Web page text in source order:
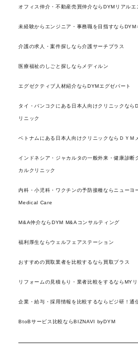
オフィス仲介・不動産売買仲介ならDYMリアルエ
未経験からエンジニア・事務職を目指すならDYM
介護の求人・案件探しなら介護サーチプラス
医療福祉のしごと探しならメディルン
エグゼクティブ人材紹介ならDYMエグゼパート
タイ・バンコクにある日本人向けクリニックなら
リニック
ベトナムにある日本人向けクリニックならＤＹＭ
インドネシア・ジャカルタの一般外来・健康診断
カルクリニック
内科・小児科・ワクチンの予防接種ならニュー
Medical Care
M&A仲介ならDYM M&Aコンサルティング
福利厚生ならウェルフェアステーション
おすすめの買取業者を比較するなら買取プラス
リフォームの見積もり・業者比較をするならMY
企業・給与・採用情報を比較するならビジ研！通
BtoBサービス比較ならBIZNAVI byDYM